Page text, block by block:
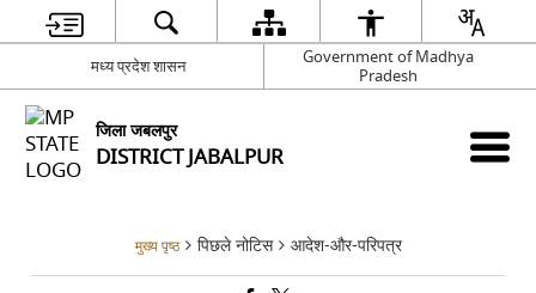
मध्य प्रदेश शासन
Government of Madhya
Pradesh
जिला जबलपुर
DISTRICT JABALPUR
मुख्य पृष्ठ पिछले नोटिस आदेश-और-परिपत्र